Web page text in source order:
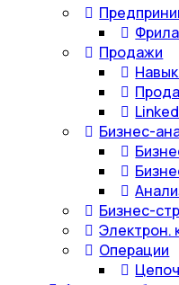
Продажи
Бизнес-
Бизнес-
Электрон.
Операции